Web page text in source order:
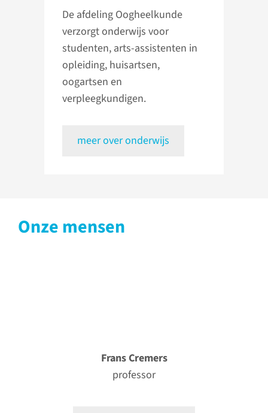
De afdeling Oogheelkunde
verzorgt onderwijs voor
studenten, arts-assistenten in
opleiding, huisartsen,
oogartsen en
verpleegkundigen.
meer over onderwijs
Onze mensen
Frans Cremers
professor